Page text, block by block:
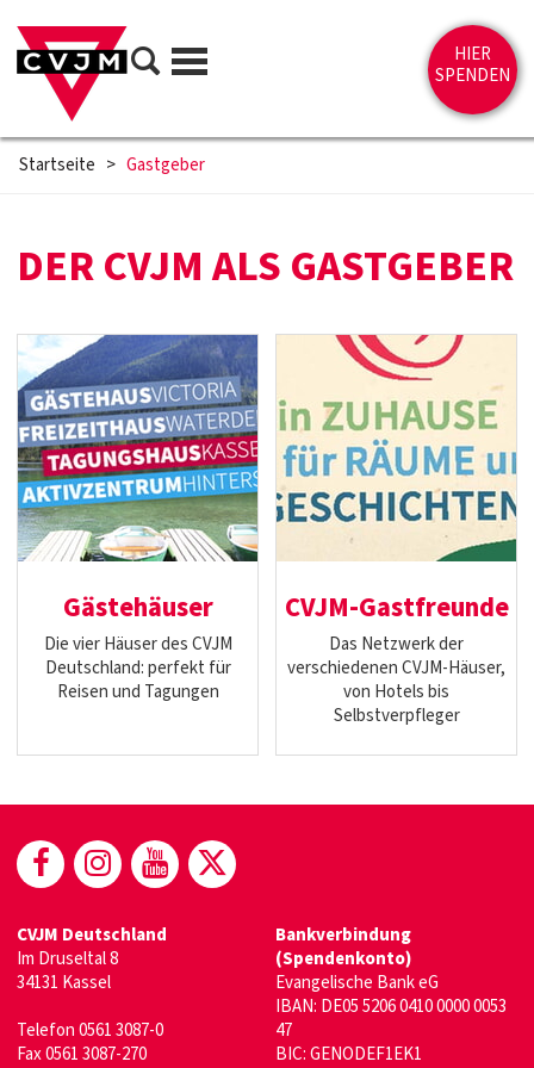
Direkt zum Inhalt springen
Suche
HIER
SPENDEN
Startseite > Gastgeber
DER CVJM ALS GASTGEBER
Gästehäuser
Die vier Häuser des CVJM
Deutschland: perfekt für
Reisen und Tagungen
CVJM-Gastfreunde
Das Netzwerk der
verschiedenen CVJM-Häuser,
von Hotels bis
Selbstverpfleger
(öffnet in neuem Fenster)
(öffnet in neuem Fenster)
(öffnet in neuem Fenster)
(öffnet in neuem
CVJM Deutschland
Im Druseltal 8
34131 Kassel
Telefon 0561 3087-0
Fax 0561 3087-270
Bankverbindung
(Spendenkonto)
Evangelische Bank eG
IBAN: DE05 5206 0410 0000 0053
47
BIC: GENODEF1EK1